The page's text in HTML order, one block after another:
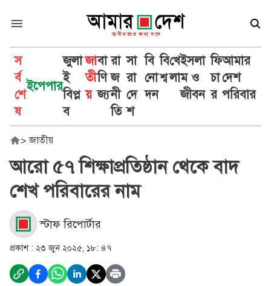
স
র্ব
শে
ষ
ইপেপার
জুলা
ই
বিপ্ল
ব
জা
তী
য়
বা
ণি
জ্য
রা
জ
নী
তি
সা
রা
দে
শ
বি
নো
দন
বি
শ্ব
খে
লা
ইসলা
ম ও
জীবন
ফি
চা
র
আমার
দেশ
পরিবার
> জাতীয়
আরো ৫৭ শিক্ষাপ্রতিষ্ঠান থেকে বাদ
শেখ পরিবারের নাম
স্টাফ রিপোর্টার
প্রকাশ : ২৩ জুন ২০২৫, ১৮: ৪৭